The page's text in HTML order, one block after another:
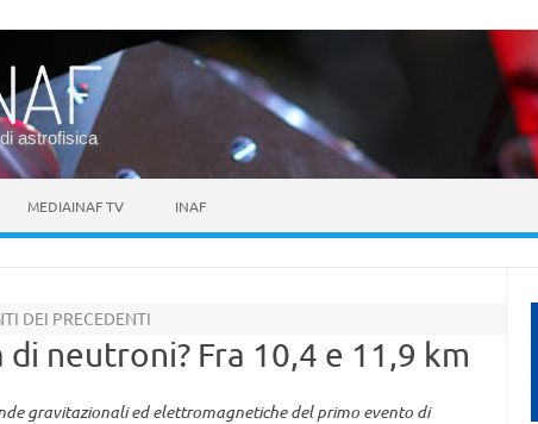
astrofisica
MEDIAINAF TV INAF
DEI PRECEDENTI
neutroni? Fra 10,4 e 11,9 km
gravitazionali ed elettromagnetiche del primo evento di